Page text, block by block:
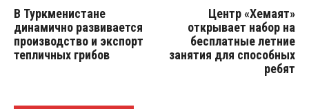
В Туркменистане
динамично развивается
производство и экспорт
тепличных грибов
Центр «Хемаят»
открывает набор на
бесплатные летние
занятия для способных
ребят